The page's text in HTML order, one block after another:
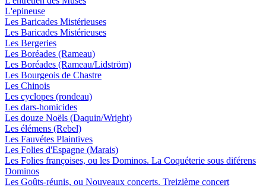
L'epineuse
Les Baricades Mistérieuses
Les Baricades Mistérieuses
Les Bergeries
Les Boréades (Rameau)
Les Boréades (Rameau/Lidström)
Les Bourgeois de Chastre
Les Chinois
Les cyclopes (rondeau)
Les dars-homicides
Les douze Noëls (Daquin/Wright)
Les élémens (Rebel)
Les Fauvétes Plaintives
Les Folies d'Espagne (Marais)
Les Folies françoises, ou les Dominos. La Coquéterie sous diférens
Dominos
Les Goûts-réunis, ou Nouveaux concerts. Treizième concert